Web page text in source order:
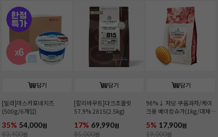
담기
[밀라]마스카포네치즈
(500g/6개입)
35% 54,000원
83,400원
담기
[칼리바우트]다크초콜릿
57.9% 2815(2.5kg)
17% 69,990원
85,000원
담기
96%↓ 저당 쿠움과자/케이
크용 베이킹슈가(1kg/대체
5% 17,900원
19,000원